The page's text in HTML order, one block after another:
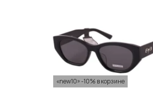
«new10» -10% в корзине